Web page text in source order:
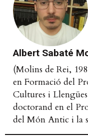
Albert Sabaté
(Molins de Rei,
en Formació del
Cultures i
doctorand en el
del Món Antic i la